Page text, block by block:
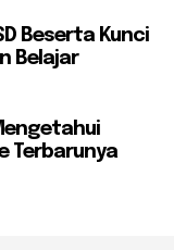
Beserta Kunci
Belajar
Terbarunya